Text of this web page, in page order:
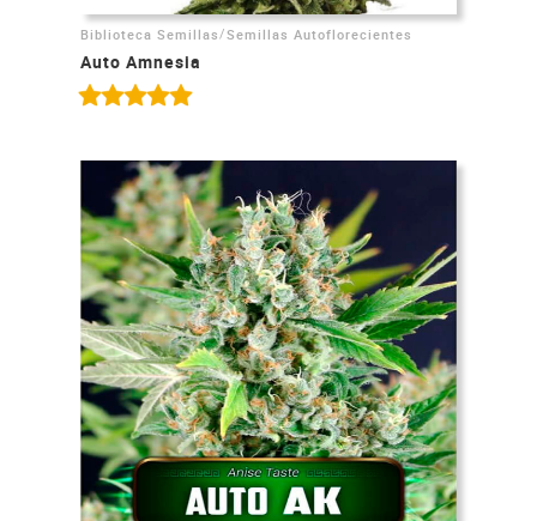
Biblioteca Semillas /Semillas Autoflorecientes
Auto Amnesia